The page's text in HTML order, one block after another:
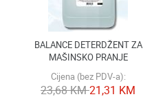
BALANCE DETERDŽENT ZA
MAŠINSKO PRANJE
Cijena (bez PDV-a):
23,68 KM21,31 KM